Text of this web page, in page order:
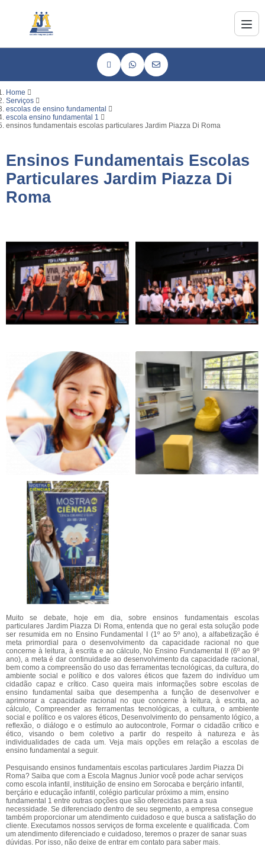
Home
Serviços
escolas de ensino fundamental
escola ensino fundamental 1
ensinos fundamentais escolas particulares Jardim Piazza Di Roma
Ensinos Fundamentais Escolas
Particulares Jardim Piazza Di
Roma
Muito se debate, hoje em dia, sobre ensinos fundamentais escolas
particulares Jardim Piazza Di Roma, entenda que no geral esta solução pode
ser resumida em no Ensino Fundamental I (1º ao 5º ano), a alfabetização é
meta primordial para o desenvolvimento da capacidade racional no que
concerne à leitura, à escrita e ao cálculo, No Ensino Fundamental II (6º ao 9º
ano), a meta é dar continuidade ao desenvolvimento da capacidade racional,
bem como a compreensão do uso das ferramentas tecnológicas, da cultura, do
ambiente social e político e dos valores éticos que fazem do indivíduo um
cidadão capaz e crítico. Caso queira mais informações sobre escolas de
ensino fundamental saiba que desempenha a função de desenvolver e
aprimorar a capacidade racional no que concerne à leitura, à escrita, ao
cálculo, Compreender as ferramentas tecnológicas, a cultura, o ambiente
social e político e os valores éticos, Desenvolvimento do pensamento lógico, a
reflexão, o diálogo e o estímulo ao autocontrole, Formar o cidadão crítico e
ético, visando o bem coletivo a partir do respeito à natureza e às
individualidades de cada um. Veja mais opções em relação a escolas de
ensino fundamental a seguir.
Pesquisando ensinos fundamentais escolas particulares Jardim Piazza Di
Roma? Saiba que com a Escola Magnus Junior você pode achar serviços
como escola infantil, instituição de ensino em Sorocaba e berçário infantil,
berçário e educação infantil, colégio particular próximo a mim, ensino
fundamental 1 entre outras opções que são oferecidas para a sua
necessidade. Se diferenciado dentro de seu segmento, a empresa consegue
também proporcionar um atendimento cuidadoso e que busca a satisfação do
cliente. Executamos nossos serviços de forma excelente e qualificada. Com
um atendimento diferenciado e cuidadoso, teremos o prazer de sanar suas
dúvidas. Por isso, não deixe de entrar em contato para saber mais.